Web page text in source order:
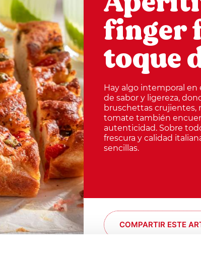
finger
toque
Hay algo intemporal
de sabor y ligereza,
bruschettas crujientes,
tomate también
autenticidad. Sobre
frescura y calidad
sencillas.
COMPARTIR ESTE